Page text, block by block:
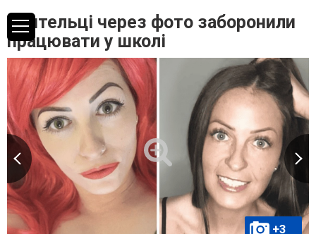
Вчительці через фото заборонили
працювати у школі
+3